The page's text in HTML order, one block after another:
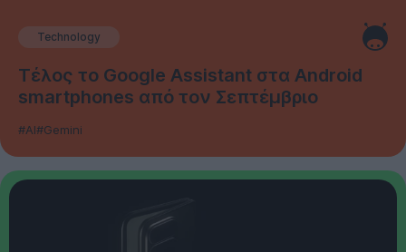
Technology
Τέλος το Google Assistant στα Android
smartphones από τον Σεπτέμβριο
#AI#Gemini